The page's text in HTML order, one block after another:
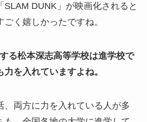
SLAM DUNK」が映画化されると
く嬉しかったですね。
る松本深志高等学校は進学校で
を入れていますよね。
、両方に力を入れている人が多